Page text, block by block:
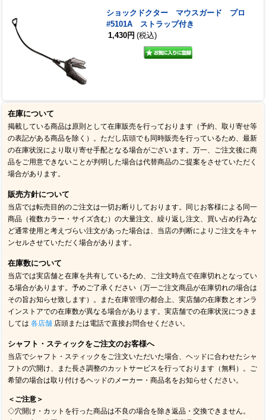
ショックドクター マウスガード プロ
#5101A ストラップ付き
1,430円 (税込)
在庫について
掲載している商品は原則として在庫販売を行っております（予約、取り寄せ等
の表記がある商品を除く）。ただし店頭でも同時販売を行っているため、最新
の在庫状況により取り寄せ手配となる場合がございます。万一、ご注文後に商
品をご用意できないことが判明した場合は代替商品のご提案をさせていただく
場合があります。
販売方針について
当店では転売目的のご注文は一切お断りしております。同じお客様による同一
商品（複数カラー・サイズ含む）の大量注文、繰り返し注文、買い占め行為な
ど通常使用と考えづらい注文があった場合は、当店の判断によりご注文をキャ
ンセルさせていただく場合があります。
在庫数について
当店では実店舗と在庫を共有しているため、ご注文時点で在庫切れとなってい
る場合があります。予めご了承ください（万一ご注文商品が在庫切れの場合は
その旨お知らせ致します）。また在庫管理の都合上、実店舗の在庫数とオンラ
インストアでの在庫数が異なる場合があります。実店舗での在庫状況につきま
しては各店舗 店頭または電話で直接お問合せください。
シャフト・スティックをご注文のお客様へ
当店でシャフト・スティックをご注文いただいた場合、ヘッドに合わせたシャ
フトの穴開け、また長さ調整のカットサービスを行っております（無料）。ご
希望の場合は取り付けるヘッドのメーカー・商品名をお知らせください。
＜ご注意＞
◇穴開け・カットを行った商品は不良の場合を除き返品・交換できません。